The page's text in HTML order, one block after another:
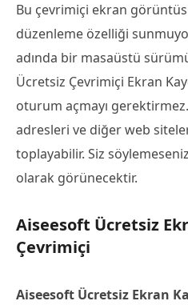
Bu çevrimiçi ekran
düzenleme özelliği
adında bir masaüstü
Ücretsiz Çevrimiçi Ekran
oturum açmayı gerektirmez.
adresleri ve diğer web
toplayabilir. Siz
olarak görünecektir.
Aiseesoft Ücretsiz
Çevrimiçi
Aiseesoft Ücretsiz Ekran